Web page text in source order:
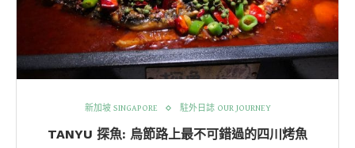
新加坡 SINGAPORE 駐外日誌 OUR JOURNEY
TANYU 探魚: 烏節路上最不可錯過的四川烤魚